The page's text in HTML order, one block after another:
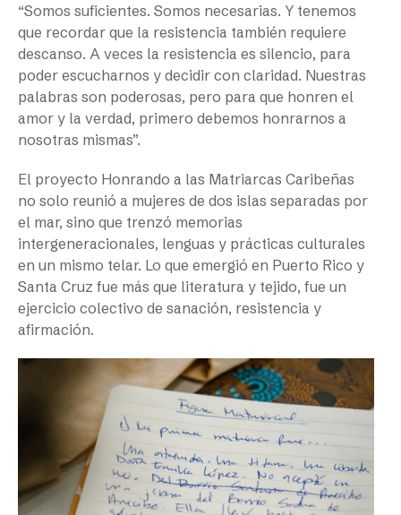
“Somos suficientes. Somos necesarias. Y tenemos
que recordar que la resistencia también requiere
descanso. A veces la resistencia es silencio, para
poder escucharnos y decidir con claridad. Nuestras
palabras son poderosas, pero para que honren el
amor y la verdad, primero debemos honrarnos a
nosotras mismas”.
El proyecto Honrando a las Matriarcas Caribeñas
no solo reunió a mujeres de dos islas separadas por
el mar, sino que trenzó memorias
intergeneracionales, lenguas y prácticas culturales
en un mismo telar. Lo que emergió en Puerto Rico y
Santa Cruz fue más que literatura y tejido, fue un
ejercicio colectivo de sanación, resistencia y
afirmación.